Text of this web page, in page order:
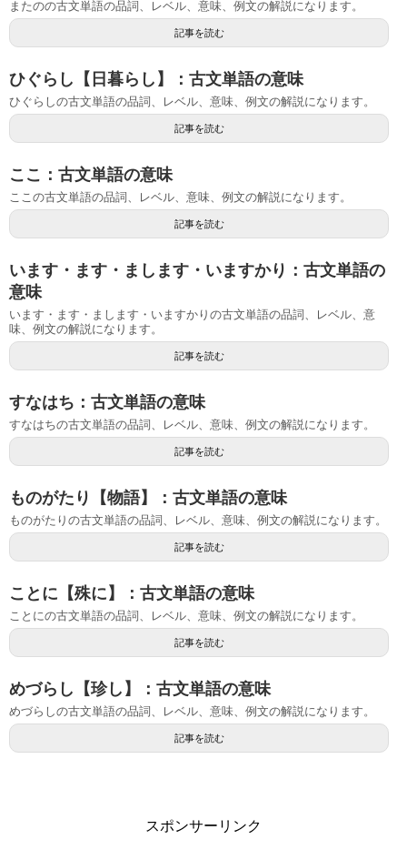
またのの古文単語の品詞、レベル、意味、例文の解説になります。
記事を読む
ひぐらし【日暮らし】：古文単語の意味
ひぐらしの古文単語の品詞、レベル、意味、例文の解説になります。
記事を読む
ここ：古文単語の意味
ここの古文単語の品詞、レベル、意味、例文の解説になります。
記事を読む
います・ます・まします・いますかり：古文単語の
意味
います・ます・まします・いますかりの古文単語の品詞、レベル、意
味、例文の解説になります。
記事を読む
すなはち：古文単語の意味
すなはちの古文単語の品詞、レベル、意味、例文の解説になります。
記事を読む
ものがたり【物語】：古文単語の意味
ものがたりの古文単語の品詞、レベル、意味、例文の解説になります。
記事を読む
ことに【殊に】：古文単語の意味
ことにの古文単語の品詞、レベル、意味、例文の解説になります。
記事を読む
めづらし【珍し】：古文単語の意味
めづらしの古文単語の品詞、レベル、意味、例文の解説になります。
記事を読む
スポンサーリンク